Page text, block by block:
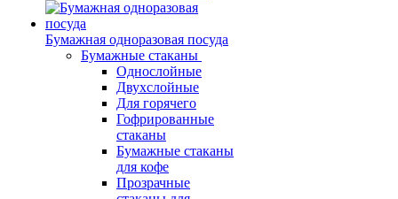
Бумажная одноразовая посуда
Бумажные стаканы
Однослойные
Двухслойные
Для горячего
Гофрированные
стаканы
Бумажные стаканы
для кофе
Прозрачные